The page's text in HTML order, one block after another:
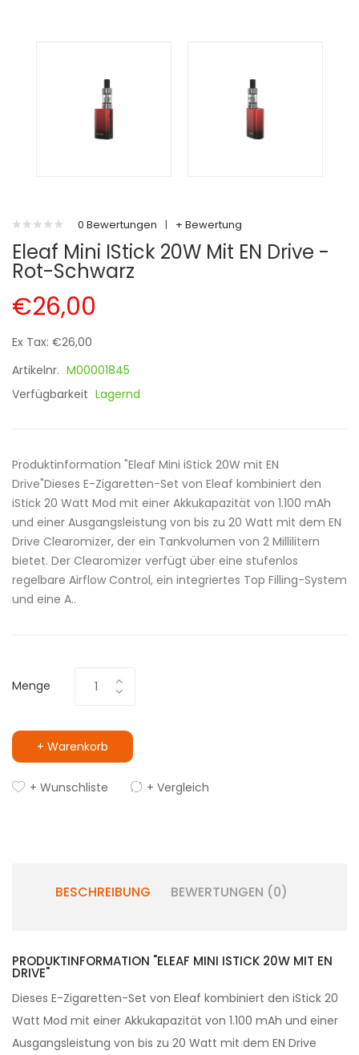
0 Bewertungen | + Bewertung
Eleaf Mini IStick 20W Mit EN Drive -
Rot-Schwarz
€26,00
Ex Tax: €26,00
Artikelnr. M00001845
Verfügbarkeit Lagernd
Produktinformation "Eleaf Mini iStick 20W mit EN
Drive"Dieses E-Zigaretten-Set von Eleaf kombiniert den
iStick 20 Watt Mod mit einer Akkukapazität von 1.100 mAh
und einer Ausgangsleistung von bis zu 20 Watt mit dem EN
Drive Clearomizer, der ein Tankvolumen von 2 Millilitern
bietet. Der Clearomizer verfügt über eine stufenlos
regelbare Airflow Control, ein integriertes Top Filling-System
und eine A..
Menge
+ Warenkorb
+ Wunschliste + Vergleich
BESCHREIBUNG BEWERTUNGEN (0)
PRODUKTINFORMATION "ELEAF MINI ISTICK 20W MIT EN
DRIVE"
Dieses E-Zigaretten-Set von Eleaf kombiniert den iStick 20
Watt Mod mit einer Akkukapazität von 1.100 mAh und einer
Ausgangsleistung von bis zu 20 Watt mit dem EN Drive